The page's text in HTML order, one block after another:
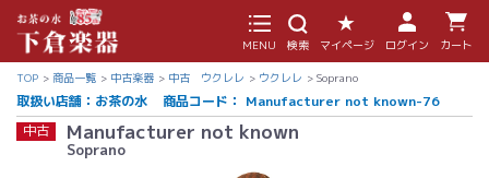
MENU 検索 マイページ ログイン カート
TOP 商品一覧 中古楽器 中古 ウクレレ ウクレレ Soprano
取扱い店舗：お茶の水 商品コード： Manufacturer not known-76
中古
Manufacturer not known
Soprano